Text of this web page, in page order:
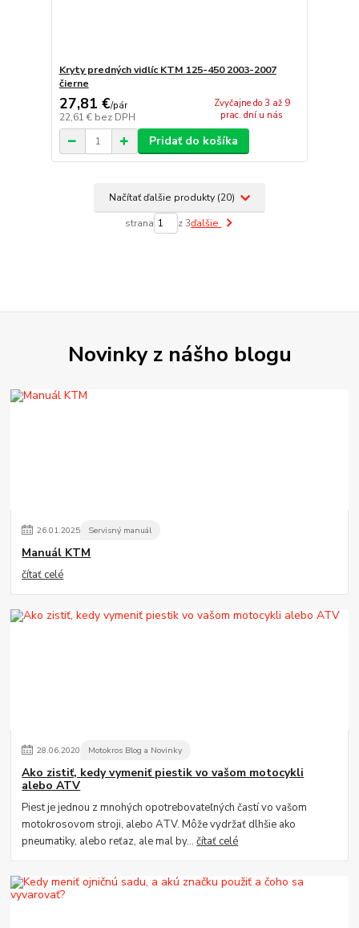
Kryty predných vidlíc KTM 125-450 2003-2007
čierne
27,81 €/pár
22,61 € bez DPH
Zvyčajne do 3 až 9
prac. dní u nás
Pridať do košíka
Načítať ďalšie produkty (20)
strana z 3ďalšie
Novinky z nášho blogu
26.01.2025 Servisný manuál
Manuál KTM
čítať celé
28.06.2020 Motokros Blog a Novinky
Ako zistiť, kedy vymeniť piestik vo vašom motocykli
alebo ATV
Piest je jednou z mnohých opotrebovateľných častí vo vašom
motokrosovom stroji, alebo ATV. Môže vydržať dlhšie ako
pneumatiky, alebo reťaz, ale mal by...čítať celé